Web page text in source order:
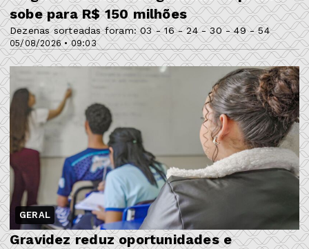
05/08/2026 • 09:03
sobe para R$ 150 milhões
Dezenas sorteadas foram: 03 - 16 - 24 - 30 - 49 - 54
GERAL
Gravidez reduz oportunidades e